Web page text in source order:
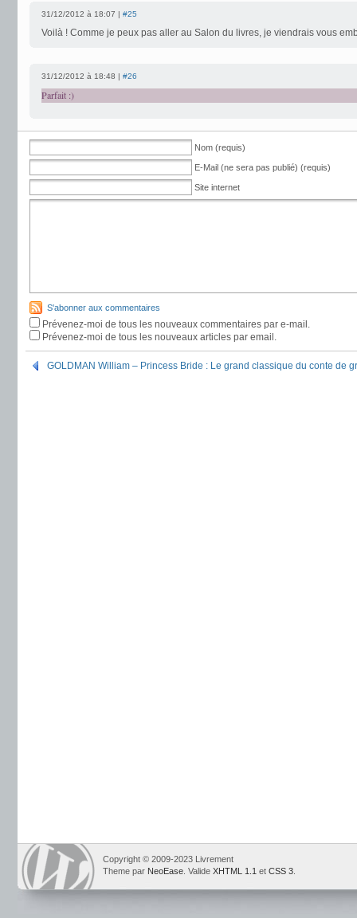
31/12/2012 à 18:07 | #25
Voilà ! Comme je peux pas aller au Salon du livres, je viendrais vous
31/12/2012 à 18:48 | #26
Parfait :)
Nom (requis)
E-Mail (ne sera pas publié) (requis)
Site internet
S'abonner aux commentaires
Prévenez-moi de tous les nouveaux commentaires par e-mail.
Prévenez-moi de tous les nouveaux articles par email.
GOLDMAN William – Princess Bride : Le grand classique du conte de
Copyright © 2009-2023 Livrement
Theme par NeoEase . Valide XHTML 1.1 et CSS 3